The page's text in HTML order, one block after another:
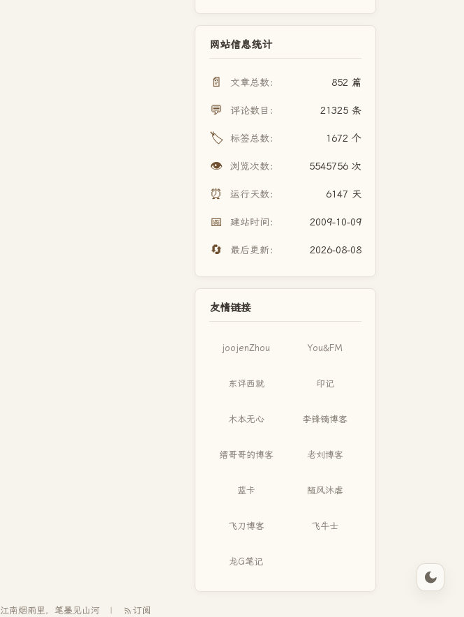
网站信息统计
📄 文章总数： 852 篇
💬 评论数目： 21325 条
🏷️ 标签总数： 1672 个
👁️ 浏览次数： 5545756 次
⏰ 运行天数： 6147 天
📅 建站时间： 2009-10-09
🔄 最后更新： 2026-08-08
友情链接
joojenZhou You&FM
东评西就 印记
木本无心 李锋镝博客
缙哥哥的博客 老刘博客
蓝卡 随风沐虐
飞刀博客 飞牛士
龙G笔记
江南烟雨里，笔墨见山河 订阅